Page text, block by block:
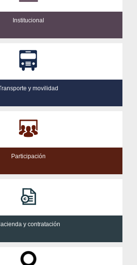
Institucional
y movilidad
Participación
y contratación